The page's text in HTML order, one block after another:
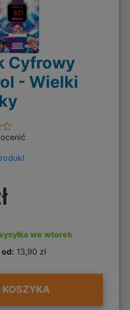
Cyfrowy
- Wielki
we wtorek
13,90 zł
KOSZYKA